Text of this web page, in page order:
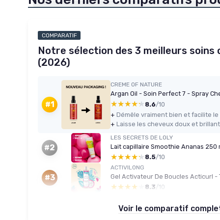
COMPARATIF
Notre sélection des 3 meilleurs
(2026)
#1
CREME OF NATURE
★★★★★
★★★★★ 8.6/10
+
+ Laisse les cheveux doux et
#2
LES SECRETS DE LOLY
Lait capillaire Smoothie Ananas 250
★★★★★
★★★★★ 8.5/10
#3
ACTIVILONG
★★★★★
★★★★★ 8.3 /10
Voir le comparatif